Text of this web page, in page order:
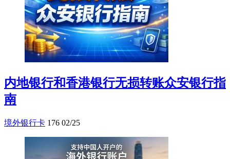
内地银行和香港银行无损转账众安银行指
南
境外银行卡 176 02/25